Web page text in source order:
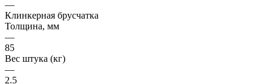
—
Клинкерная брусчатка
Толщина, мм
—
85
Вес штука (кг)
—
2.5